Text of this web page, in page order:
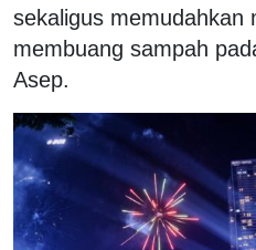
sekaligus memudahkan
membuang sampah
Asep.